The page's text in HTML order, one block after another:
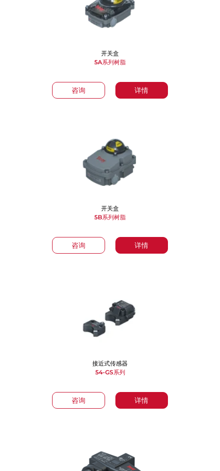
咨询 详情
开关盒
5A系列树脂
咨询 详情
开关盒
5B系列树脂
咨询 详情
接近式传感器
54-GS系列